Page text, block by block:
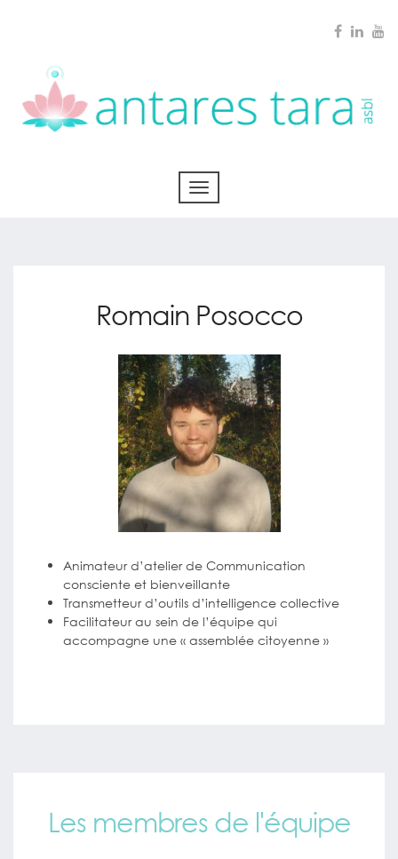
Romain Posocco
Animateur d’atelier de Communication
consciente et bienveillante
Transmetteur d’outils d’intelligence collective
Facilitateur au sein de l’équipe qui
accompagne une « assemblée citoyenne »
Les membres de l'équipe